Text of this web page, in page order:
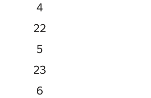
4
22
5
23
6